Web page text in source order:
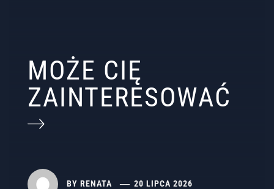
MOŻE CIĘ
ZAINTERESOWAĆ
BY RENATA 20 LIPCA 2026